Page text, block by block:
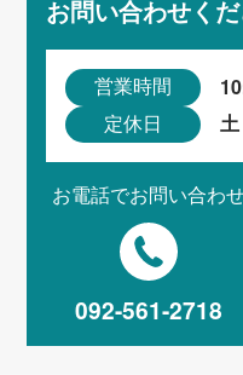
お問い合わせく
営業時間
定休日
お電話でお問い合わ
092-561-2718